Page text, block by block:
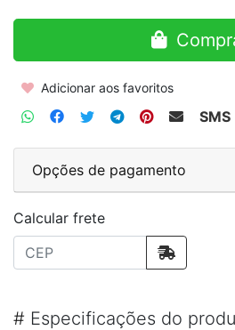
Adicionar aos favoritos
SMS
Opções de pagamento
Calcular frete
# Especificações do